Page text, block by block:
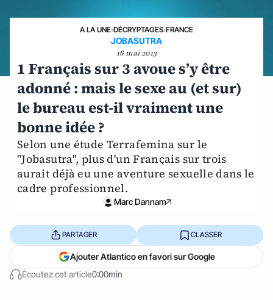
A LA UNE›DÉCRYPTAGES›FRANCE
JOBASUTRA
16 mai 2013
1 Français sur 3 avoue s’y être
adonné : mais le sexe au (et sur)
le bureau est-il vraiment une
bonne idée ?
Selon une étude Terrafemina sur le
"Jobasutra", plus d'un Français sur trois
aurait déjà eu une aventure sexuelle dans le
cadre professionnel.
Marc Dannam
Écoutez cet article0:00min
PARTAGER CLASSER
Ajouter Atlantico en favori sur Google